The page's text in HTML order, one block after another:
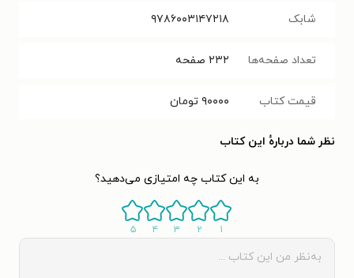
شابک ۹۷۸۶۰۰۳۱۴۷۲۱۸
تعداد صفحه‌ها ۲۳۲ صفحه
قیمت کتاب ۹۰۰۰۰ تومان
نظر شما دربارهٔ این کتاب
به این کتاب چه امتیازی می‌دهید؟
۱ ۲ ۳ ۴ ۵